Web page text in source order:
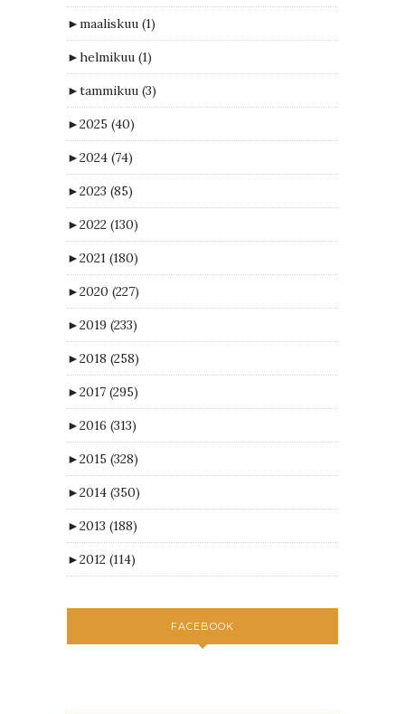
►maaliskuu (1)
►helmikuu (1)
►tammikuu (3)
►2025 (40)
►2024 (74)
►2023 (85)
►2022 (130)
►2021 (180)
►2020 (227)
►2019 (233)
►2018 (258)
►2017 (295)
►2016 (313)
►2015 (328)
►2014 (350)
►2013 (188)
►2012 (114)
FACEBOOK